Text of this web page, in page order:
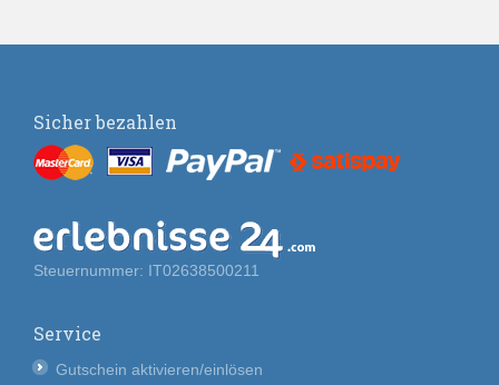
Sicher bezahlen
Steuernummer: IT02638500211
Service
Gutschein aktivieren/einlösen